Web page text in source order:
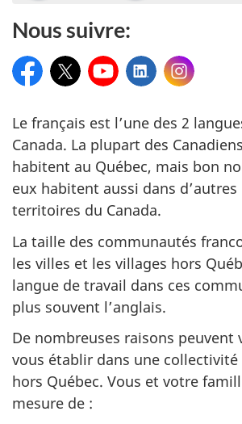
Nous suivre:
FacebookTwitterYoutubeLinkedinInstagram
Le français est l’une des 2
Canada. La plupart des
habitent au Québec, mais bon
eux habitent aussi dans
territoires du Canada.
La taille des communautés
les villes et les villages hors
langue de travail dans ces
plus souvent l’anglais.
De nombreuses raisons peuvent
vous établir dans une
hors Québec. Vous et votre
mesure de :